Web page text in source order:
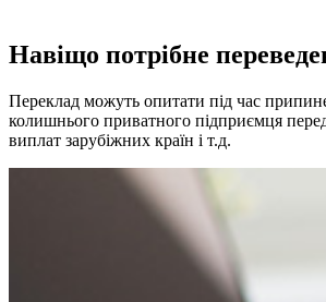
Навіщо потрібне
Переклад можуть опитати під час
колишнього приватного підприємця
виплат зарубіжних країн і т.д.